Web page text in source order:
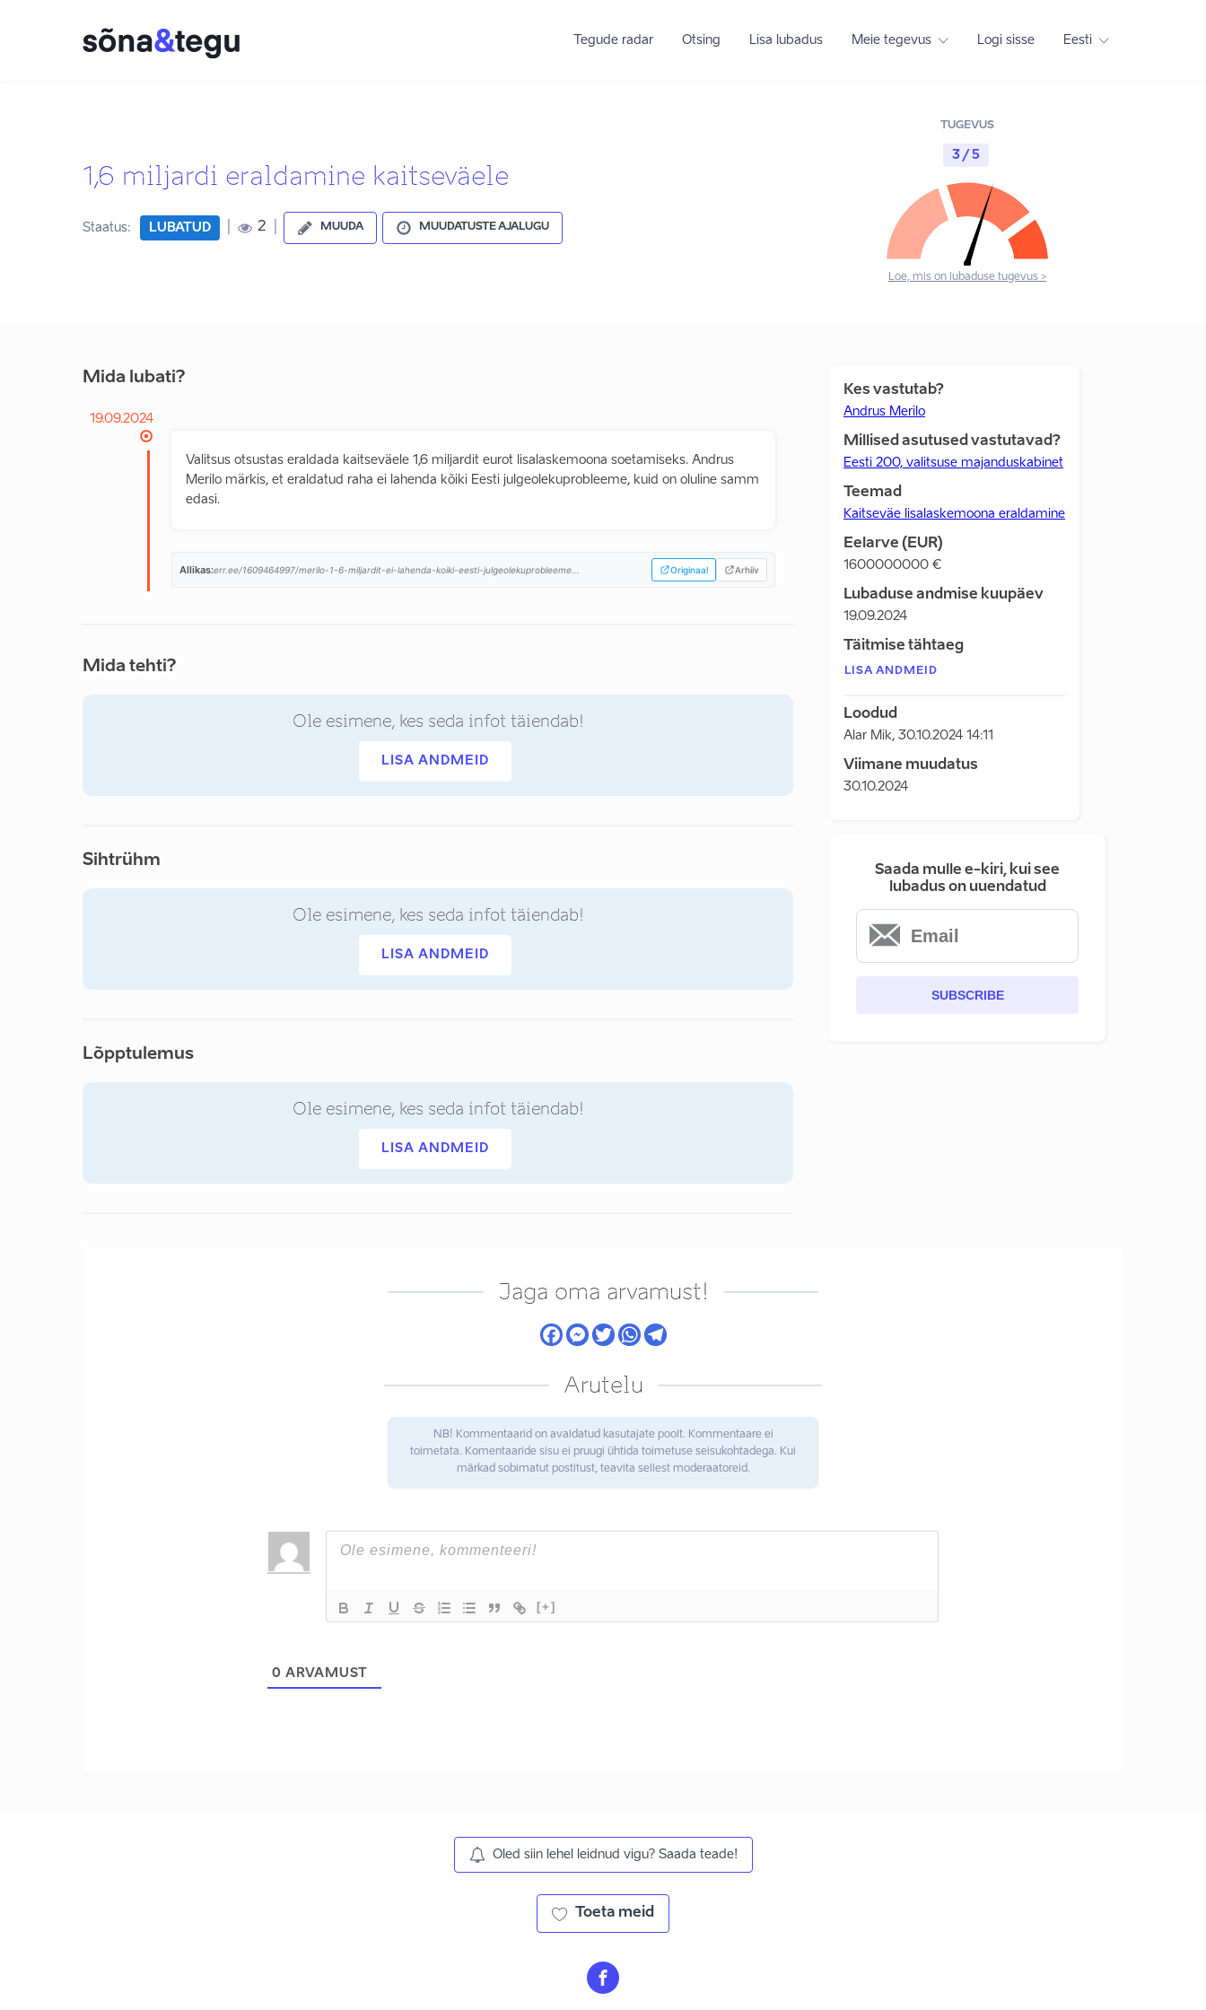
Tegude radar Otsing Lisa lubadus Meie tegevus Logi sisse Eesti
1,6 miljardi eraldamine kaitseväele
Staatus: LUBATUD 2 MUUDA MUUDATUSTE AJALUGU
TUGEVUS
3 / 5
Loe, mis on lubaduse tugevus >
Mida lubati?
19.09.2024
Valitsus otsustas eraldada kaitseväele 1,6 miljardit eurot lisalaskemoona soetamiseks. Andrus
Merilo märkis, et eraldatud raha ei lahenda kõiki Eesti julgeolekuprobleeme, kuid on oluline samm
edasi.
Allikas:err.ee/1609464997/merilo-1-6-miljardit-ei-lahenda-koiki-eesti-julgeolekuprobleeme... Originaal Arhiiv
Mida tehti?
Ole esimene, kes seda infot täiendab!
LISA ANDMEID
Sihtrühm
Ole esimene, kes seda infot täiendab!
LISA ANDMEID
Lõpptulemus
Ole esimene, kes seda infot täiendab!
LISA ANDMEID
Kes vastutab?
Andrus Merilo
Millised asutused vastutavad?
Eesti 200, valitsuse majanduskabinet
Teemad
Kaitseväe lisalaskemoona eraldamine
Eelarve (EUR)
1600000000 €
Lubaduse andmise kuupäev
19.09.2024
Täitmise tähtaeg
LISA ANDMEID
Loodud
Alar Mik, 30.10.2024 14:11
Viimane muudatus
30.10.2024
Saada mulle e-kiri, kui see
lubadus on uuendatud
SUBSCRIBE
Jaga oma arvamust!
Arutelu
NB! Kommentaarid on avaldatud kasutajate poolt. Kommentaare ei
toimetata. Komentaaride sisu ei pruugi ühtida toimetuse seisukohtadega. Kui
märkad sobimatut postitust, teavita sellest moderaatoreid.
[+]
0 ARVAMUST
Oled siin lehel leidnud vigu? Saada teade!
Toeta meid